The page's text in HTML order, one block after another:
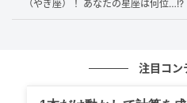
が、覚悟を決めて行動する
【6位】牡羊座（おひつじ座
（やぎ座）！ あなたの星座は何位…!?
注目コン